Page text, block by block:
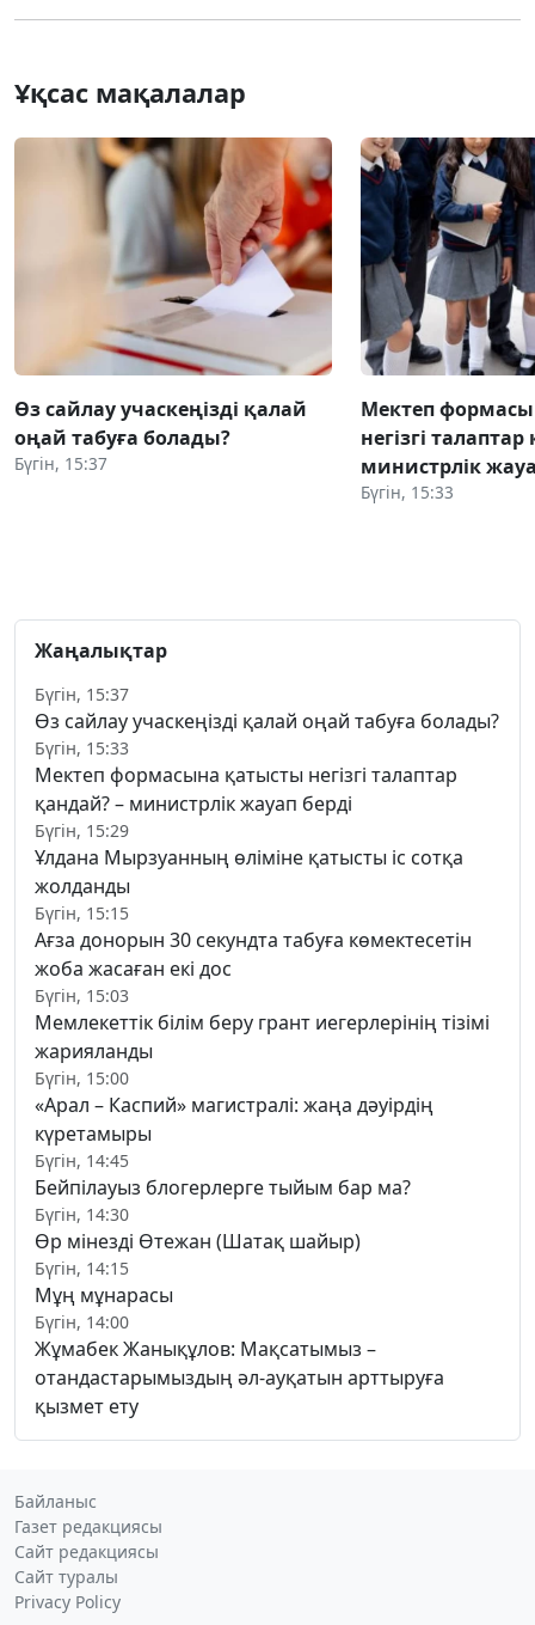
Ұқсас мақалалар
Өз сайлау учаскеңізді қалай
оңай табуға болады?
Бүгін, 15:37
Мектеп
негізгі
министрлік
Бүгін, 15:33
Жаңалықтар
Бүгін, 15:37
Өз сайлау учаскеңізді қалай оңай табуға болады?
Бүгін, 15:33
Мектеп формасына қатысты негізгі талаптар
қандай? – министрлік жауап берді
Бүгін, 15:29
Ұлдана Мырзуанның өліміне қатысты іс сотқа
жолданды
Бүгін, 15:15
Ағза донорын 30 секундта табуға көмектесетін
жоба жасаған екі дос
Бүгін, 15:03
Мемлекеттік білім беру грант иегерлерінің тізімі
жарияланды
Бүгін, 15:00
«Арал – Каспий» магистралі: жаңа дәуірдің
күретамыры
Бүгін, 14:45
Бейпілауыз блогерлерге тыйым бар ма?
Бүгін, 14:30
Өр мінезді Өтежан (Шатақ шайыр)
Бүгін, 14:15
Мұң мұнарасы
Бүгін, 14:00
Жұмабек Жанықұлов: Мақсатымыз –
отандастарымыздың әл-ауқатын арттыруға
қызмет ету
Байланыс
Газет редакциясы
Сайт редакциясы
Сайт туралы
Privacy Policy